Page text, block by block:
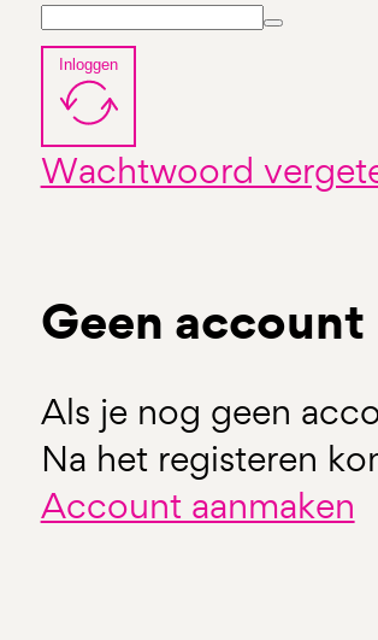
Inloggen
Wachtwoord
Geen account
Als je nog geen
Na het registeren
Account aanmaken